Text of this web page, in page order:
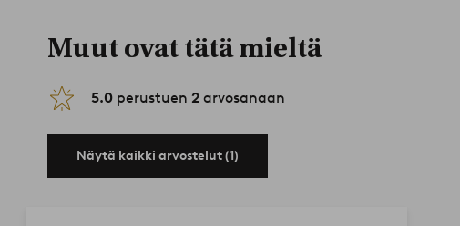
Muut ovat tätä mieltä
5.0 perustuen 2 arvosanaan
Näytä kaikki arvostelut (1)